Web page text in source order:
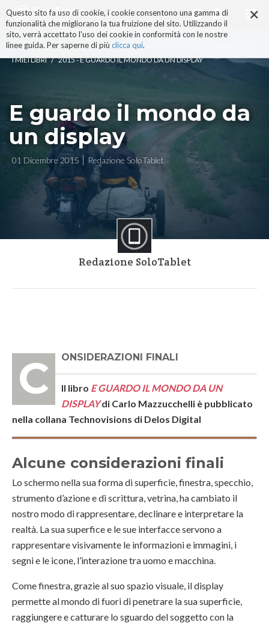
×
Questo sito fa uso di cookie, i cookie consentono una gamma di
funzionalità che migliorano la tua fruizione del sito. Utilizzando il
sito, verrà accettato l'uso dei cookie in conformità con le nostre
linee guida. Per saperne di più clicca qui.
ai
contenuti.
|
alla
navigazione
I MIEI LIBRI / 2015 - E GUARDO IL MONDO DA UN DISPLAY
E guardo il mondo da
un display
01 Dicembre 2015 Redazione SoloTablet
Redazione SoloTablet
CONSIDERAZIONI FINALI
Il libro E GUARDO IL MONDO DA UN
DISPLAYdi Carlo Mazzucchelli è pubblicato
nella collana Technovisions di Delos Digital
Alcune considerazioni finali
Lo schermo nella sua forma di superficie, finestra, specchio,
strumento d’azione e di scrittura, vetrina, ha cambiato il
nostro modo di rappresentare, declinare e interpretare la
realtà. La sua superfice e le sue interfacce servono a
rappresentare visivamente le informazioni e immagini, i
segni e le icone, l’interazione tra uomo e macchina.
Come finestra, grazie al suo spazio visuale, il display
permette al mondo di fuori di penetrare la sua superficie,
raggiungere e catturare lo sguardo del soggetto con la